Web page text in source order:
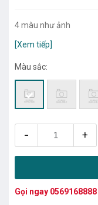
4 màu như ảnh
[Xem tiếp]
Màu sắc:
- +
Gọi ngay 0569168888